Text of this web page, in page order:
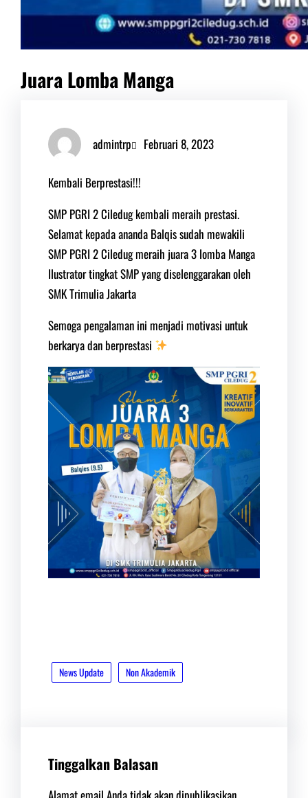
Juara Lomba Manga
admintrp Februari 8, 2023
Kembali Berprestasi!!!
SMP PGRI 2 Ciledug kembali meraih prestasi.
Selamat kepada ananda Balqis sudah mewakili
SMP PGRI 2 Ciledug meraih juara 3 lomba Manga
Ilustrator tingkat SMP yang diselenggarakan oleh
SMK Trimulia Jakarta
Semoga pengalaman ini menjadi motivasi untuk
berkarya dan berprestasi
News Update Non Akademik
Tinggalkan Balasan
Alamat email Anda tidak akan dipublikasikan.